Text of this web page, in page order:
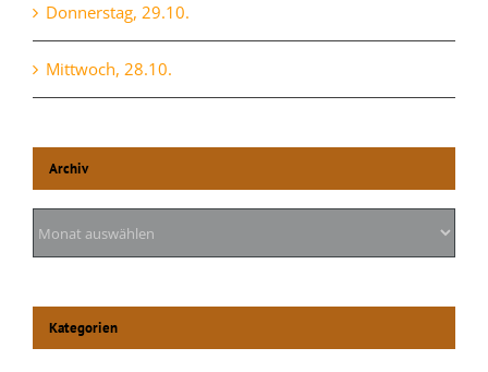
Donnerstag, 29.10.
Mittwoch, 28.10.
Archiv
Archiv
Kategorien